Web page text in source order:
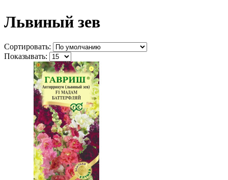
Львиный зев
Сортировать:
Показывать: